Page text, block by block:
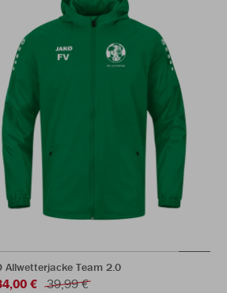
Allwetterjacke Team 2.0
€ 39,99 €